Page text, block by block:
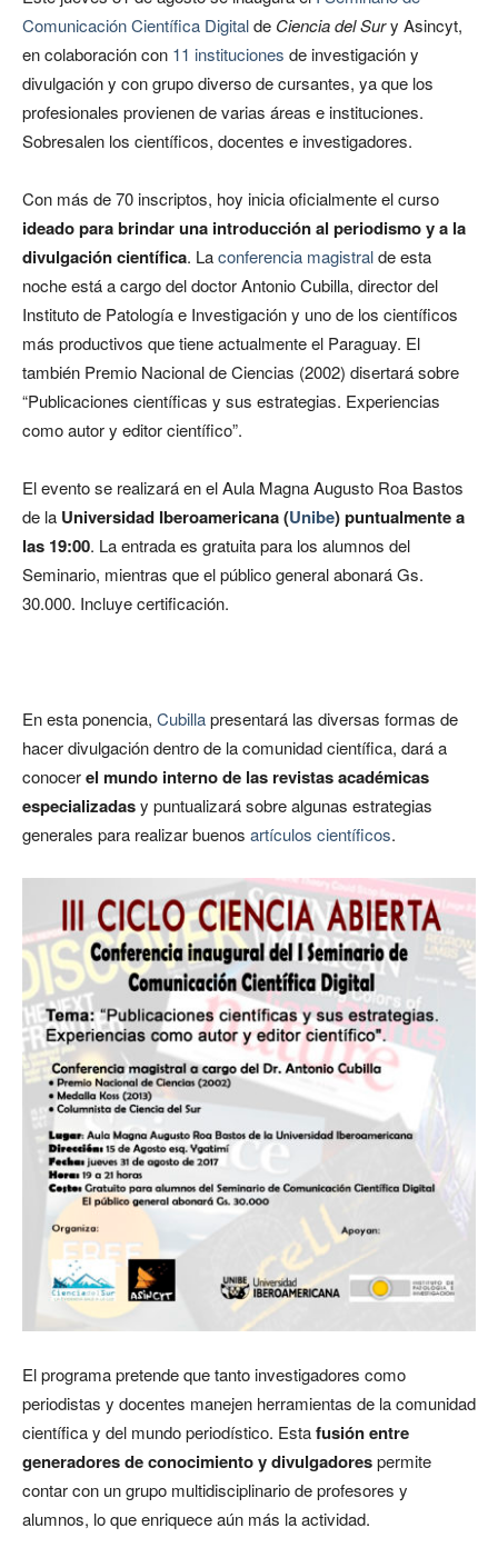
Comunicación Científica Digitalde Ciencia del Sury Asincyt,
en colaboración con 11 instituciones de investigación y
divulgación y con grupo diverso de cursantes, ya que los
profesionales provienen de varias áreas e instituciones.
Sobresalen los científicos, docentes e investigadores.
Con más de 70 inscriptos, hoy inicia oficialmente el curso
ideado para brindar una introducción al periodismo y a la
divulgación científica. Laconferencia magistralde esta
noche está a cargo del doctor Antonio Cubilla, director del
Instituto de Patología e Investigación y uno de los científicos
más productivos que tiene actualmente el Paraguay. El
también Premio Nacional de Ciencias (2002) disertará sobre
“Publicaciones científicas y sus estrategias. Experiencias
como autor y editor científico”.
El evento se realizará en el Aula Magna Augusto Roa Bastos
de la Universidad Iberoamericana (Unibe) puntualmente a
las 19:00. La entrada es gratuita para los alumnos del
Seminario, mientras que el público general abonará Gs.
30.000. Incluye certificación.
En esta ponencia, Cubillapresentará las diversas formas de
hacer divulgación dentro de la comunidad científica, dará a
conocerel mundo interno de las revistas académicas
especializadasy puntualizará sobre algunas estrategias
generales para realizar buenos artículos científicos.
El programa pretende que tanto investigadores como
periodistas y docentes manejen herramientas de la comunidad
científica y del mundo periodístico. Estafusión entre
generadores de conocimiento y divulgadorespermite
contar con un grupo multidisciplinario de profesores y
alumnos, lo que enriquece aún más la actividad.